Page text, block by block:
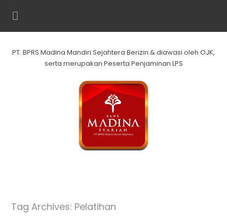
PT. BPRS Madina Mandiri Sejahtera Berizin & diawasi oleh OJK,
serta merupakan Peserta Penjaminan LPS
Tag Archives: Pelatihan